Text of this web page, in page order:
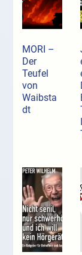
MORI –
Der
Teufel
von
Waibsta
dt